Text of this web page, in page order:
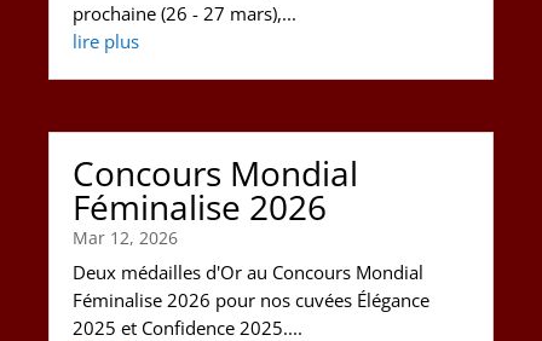
prochaine (26 - 27 mars),...
lire plus
Concours Mondial
Féminalise 2026
Mar 12, 2026
Deux médailles d'Or au Concours Mondial
Féminalise 2026 pour nos cuvées Élégance
2025 et Confidence 2025....